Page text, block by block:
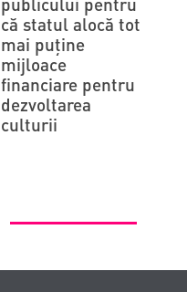
că statul alocă tot
mai puţine
mijloace
financiare pentru
dezvoltarea
culturii